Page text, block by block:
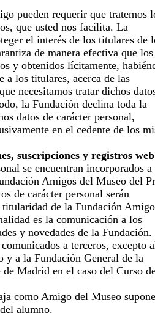
pueden requerir que tratemos
que usted nos facilita. La
el interés de los titulares de
de manera efectiva que los
y obtenidos lícitamente,
a los titulares, acerca de las
necesitamos tratar dichos
la Fundación declina toda la
datos de carácter personal,
en el cedente de los
suscripciones y registros web
se encuentran incorporados a
Amigos del Museo del
de carácter personal serán
de la Fundación
es la comunicación a los
y novedades de la Fundación.
a terceros, excepto
y a la Fundación General de la
Madrid en el caso del Curso
como Amigo del Museo
alumno.